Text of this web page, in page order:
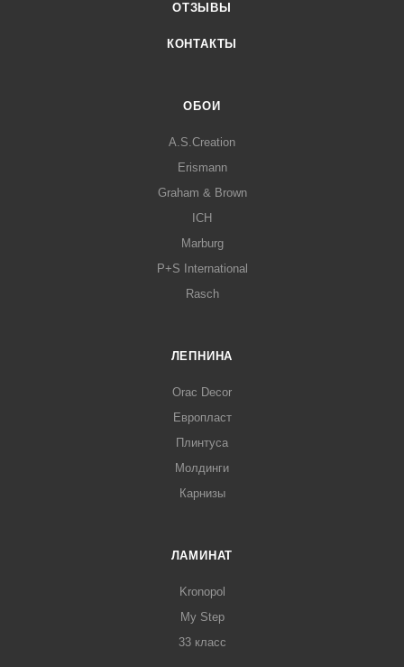
ОТЗЫВЫ
КОНТАКТЫ
ОБОИ
A.S.Creation
Erismann
Graham & Brown
ICH
Marburg
P+S International
Rasch
ЛЕПНИНА
Orac Decor
Европласт
Плинтуса
Молдинги
Карнизы
ЛАМИНАТ
Kronopol
My Step
33 класс